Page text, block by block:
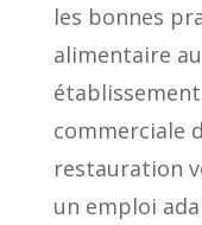
les bonnes
alimentaire
commerciale
restauration
un emploi